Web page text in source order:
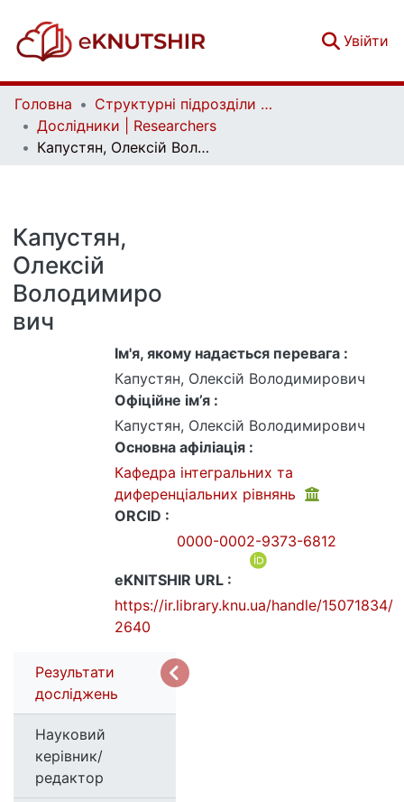
Увійти
Головна
Структурні підрозділи Київського національного університету імені Тараса Шевченка та Організації | Faculties, Institutes and Departments of Taras Shevchenko National University of Kyiv and Organizations
Дослідники | Researchers
Капустян, Олексій Володимирович
Капустян,
Олексій
Володимиро
вич
Ім'я, якому надається перевага :
Капустян, Олексій Володимирович
Офіційне ім’я :
Капустян, Олексій Володимирович
Основна афіліація :
Кафедра інтегральних та
диференціальних рівнянь
ORCID :
0000-0002-9373-6812
eKNITSHIR URL :
https://ir.library.knu.ua/handle/15071834/
2640
Результати
досліджень
Науковий
керівник/
редактор